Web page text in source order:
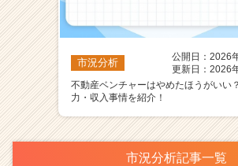
市況分析
公開日：2026
更新日：2026
不動産ベンチャーはやめたほうがいい
力・収入事情を紹介！
市況分析記事一覧